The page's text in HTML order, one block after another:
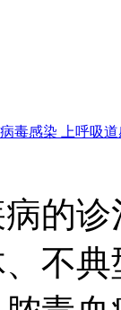
毒感染 上呼吸
的
不